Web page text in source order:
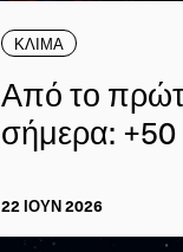
ΚΛΙΜΑ
Από το
σήμερα:
22 ΙΟΥΝ 2026